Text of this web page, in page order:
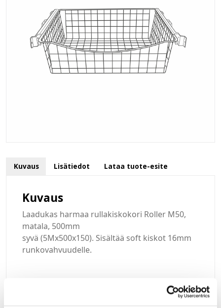
Kuvaus Lisätiedot Lataa tuote-esite
Kuvaus
Laadukas harmaa rullakiskokori Roller M50,
matala, 500mm
syvä (5Mx500x150). Sisältää soft kiskot 16mm
runkovahvuudelle.